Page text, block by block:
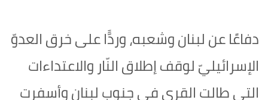
دفاعًا عن لبنان وشعبه، وردًّا على خرق العدوّ
الإسرائيليّ لوقف إطلاق النّار والاعتداءات
التي طالت القرى في جنوب لبنان وأسفرت